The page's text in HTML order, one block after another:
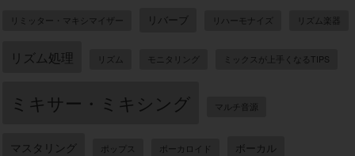
リミッター・マキシマイザー リバーブ リハーモナイズ リズム楽器
リズム処理 リズム モニタリング ミックスが上手くなるTIPS
ミキサー・ミキシング マルチ音源
マスタリング ポップス ボーカロイド ボーカル